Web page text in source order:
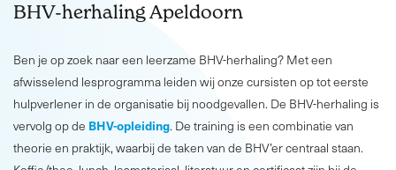
BHV-herhaling Apeldoorn
Ben je op zoek naar een leerzame BHV-herhaling? Met een
afwisselend lesprogramma leiden wij onze cursisten op tot eerste
hulpverlener in de organisatie bij noodgevallen. De BHV-herhaling is
vervolg op de BHV-opleiding. De training is een combinatie van
theorie en praktijk, waarbij de taken van de BHV’er centraal staan.